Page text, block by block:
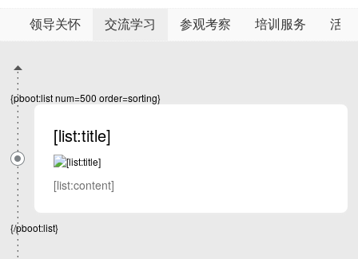
领导关怀
交流学习 参观考察 培训服务 活
{pboot:list num=500 order=sorting}
[list:title]
[list:content]
{/pboot:list}